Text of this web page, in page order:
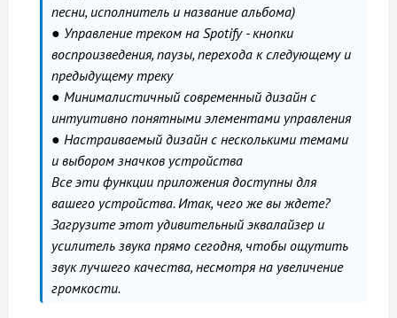
песни, исполнитель и название альбома)
● Управление треком на Spotify - кнопки
воспроизведения, паузы, перехода к следующему и
предыдущему треку
● Минималистичный современный дизайн с
интуитивно понятными элементами управления
● Настраиваемый дизайн с несколькими темами
и выбором значков устройства
Все эти функции приложения доступны для
вашего устройства. Итак, чего же вы ждете?
Загрузите этот удивительный эквалайзер и
усилитель звука прямо сегодня, чтобы ощутить
звук лучшего качества, несмотря на увеличение
громкости.